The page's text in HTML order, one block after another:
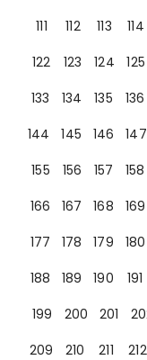
111
112 113 114
122
123 124 125
133
134 135 136
144
145 146 147
155
156 157 158
166
167 168 169
177
178 179 180
188
189 190 191
199
200 201
209
210 211 212